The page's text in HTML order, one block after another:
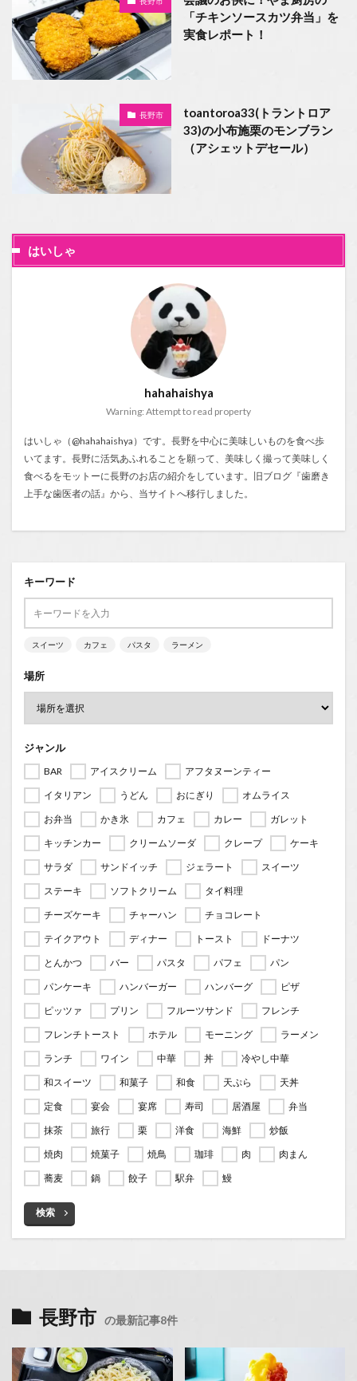
「チキンソースカツ弁当」を
実食レポート！
長野市
toantoroa33(トラントロア
33)の小布施栗のモンブラン
（アシェットデセール）
はいしゃ
hahahaishya
Warning: Attempt to read property
はいしゃ（@hahahaishya）です。長野を中心に美味しいものを食べ歩
いてます。長野に活気あふれることを願って、美味しく撮って美味しく
食べるをモットーに長野のお店の紹介をしています。旧ブログ『歯磨き
上手な歯医者の話 』から、当サイトへ移行しました。
キーワード
スイーツ カフェ パスタ ラーメン
場所
ジャンル
BAR アイスクリーム
アフタヌーンティー
イタリアン
うどん おにぎり
オムライス
お弁当
かき氷 カフェ カレー
ガレット
キッチンカー
クリームソーダ クレープ
ケーキ
サラダ
サンドイッチ ジェラート
スイーツ
ステーキ
ソフトクリーム
タイ料理
チーズケーキ
チャーハン
チョコレート
テイクアウト
ディナー トースト
ドーナツ
とんかつ
バー パスタ パフェ
パン
パンケーキ
ハンバーガー ハンバーグ
ピザ
ピッツァ
プリン フルーツサンド
フレンチ
フレンチトースト
ホテル モーニング
ラーメン
ランチ
ワイン 中華 丼
冷やし中華
和スイーツ
和菓子 和食 天ぷら
天丼
定食
宴会 宴席 寿司 居酒屋
弁当
抹茶
旅行 栗 洋食 海鮮
炒飯
焼肉
焼菓子 焼鳥 珈琲 肉
肉まん
蕎麦
鍋 餃子 駅弁 鰻
検索
長野市 の最新記事8件